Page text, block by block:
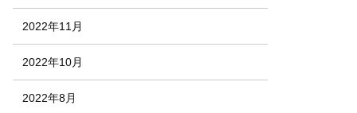
2022年11月
2022年10月
2022年8月